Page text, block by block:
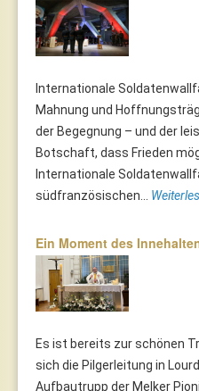
Internationale
Mahnung und
der Begegnung – und der
Botschaft, dass Frieden
Internationale
südfranzösischen...
Ein Moment des
Es ist bereits zur schönen
sich die Pilgerleitung in
Aufbautrupp der Melker